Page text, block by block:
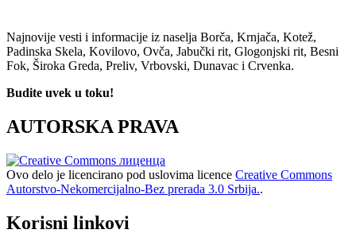
Najnovije vesti i informacije iz naselja Borča, Krnjača, Kotež,
Padinska Skela, Kovilovo, Ovča, Jabučki rit, Glogonjski rit, Besni
Fok, Široka Greda, Preliv, Vrbovski, Dunavac i Crvenka.
Budite uvek u toku!
AUTORSKA PRAVA
Ovo delo je licencirano pod uslovima licence Creative Commons
Autorstvo-Nekomercijalno-Bez prerada 3.0 Srbija..
Korisni linkovi